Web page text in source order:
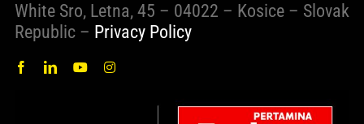
White Sro, Letna, 45 – 04022 – Kosice – Slovak
Republic – Privacy Policy